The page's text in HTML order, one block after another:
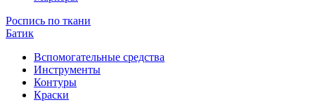
Роспись по ткани
Батик
Вспомогательные средства
Инструменты
Контуры
Краски